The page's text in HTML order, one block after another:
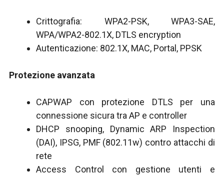
Crittografia: WPA2-PSK, WPA3-SAE,
WPA/WPA2-802.1X, DTLS encryption
Autenticazione: 802.1X, MAC, Portal, PPSK
Protezione avanzata
CAPWAP con protezione DTLS per una
connessione sicura tra AP e controller
DHCP snooping, Dynamic ARP Inspection
(DAI), IPSG, PMF (802.11w) contro attacchi di
rete
Access Control con gestione utenti e